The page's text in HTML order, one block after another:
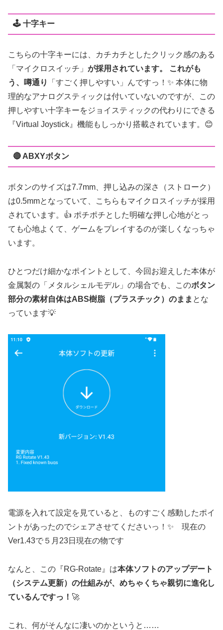
🕹️ 十字キー
こちらの十字キーには、カチカチとしたクリック感のある
「マイクロスイッチ」 が採用されています。 これがも
う、噂通り
「すごく押しやすい」んですっ！✨ 本体に物
理的なアナログスティックは付いていないのですが、この
押しやすい十字キーをジョイスティックの代わりにできる
『Virtual Joystick』機能もしっかり搭載されています。😊
🔴 ABXYボタン
ボタンのサイズは7.7mm、押し込みの深さ（ストローク）
は0.5mmとなっていて、こちらもマイクロスイッチが採用
されています。👍 ポチポチとした明確な押し心地がとっ
ても心地よくて、ゲームをプレイするのが楽しくなっちゃ
います。
ひとつだけ細かなポイントとして、今回お迎えした本体が
金属製の「メタルシェルモデル」の場合でも、このボタン
部分の素材自体はABS樹脂（プラスチック）のまま とな
っています💡
電源を入れて設定を見ていると、ものすごく感動したポイ
ントがあったのでシェアさせてくださいっ！✨ 現在の
Ver1.43で５月23日現在の物です
なんと、この『RG-Rotate』は本体ソフトのアップデート
（システム更新）の仕組みが、めちゃくちゃ親切に進化し
ているんですっ！ 🚀
これ、何がそんなに凄いのかというと……